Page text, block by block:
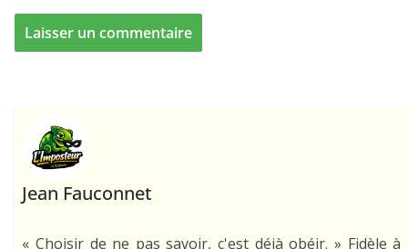
Jean Fauconnet
« Choisir de ne pas savoir, c'est déjà obéir. » Fidèle à